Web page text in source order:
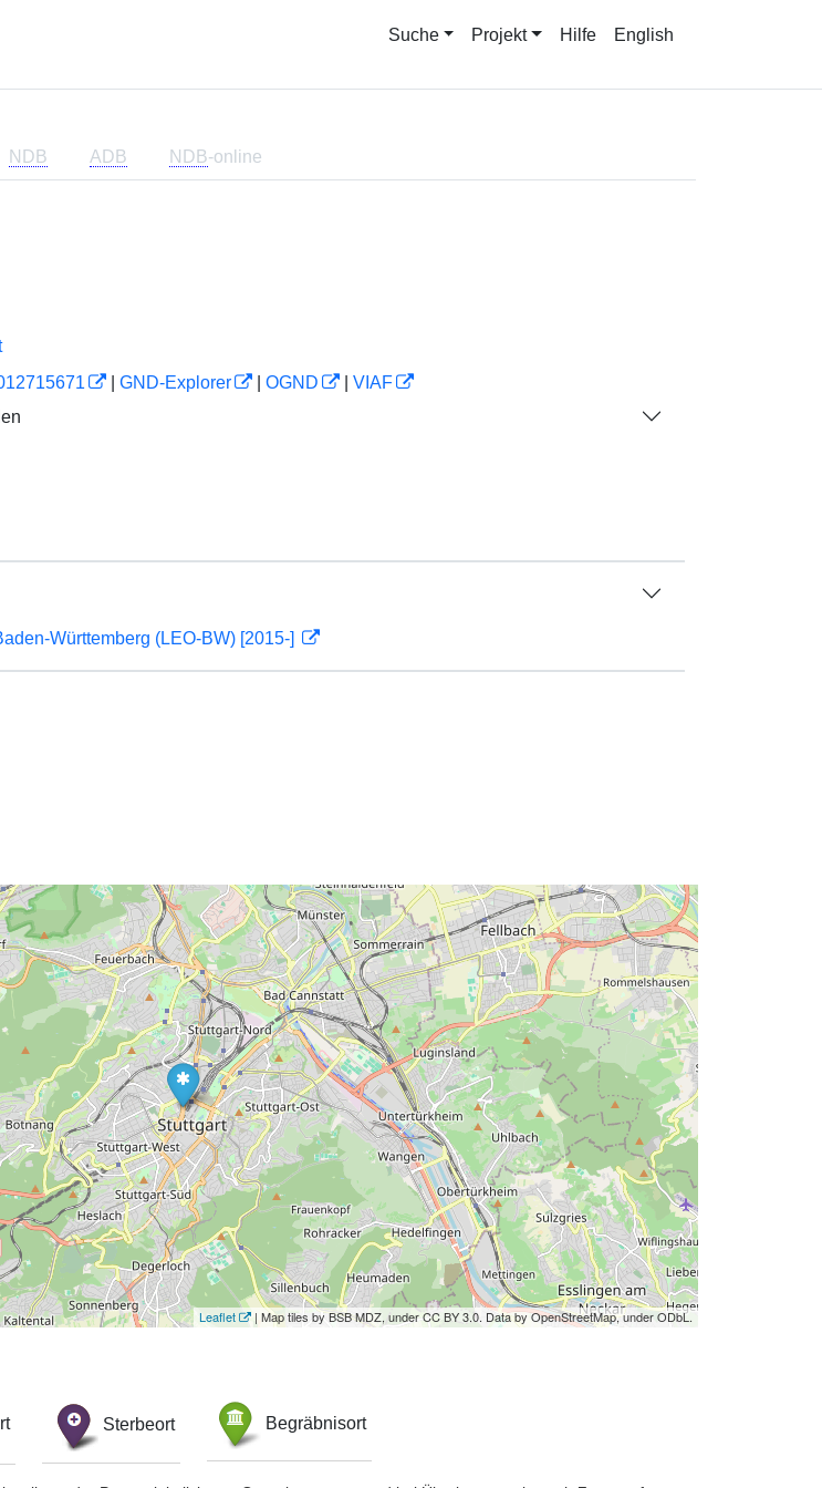
Suche Projekt Hilfe English
NDB ADB NDB-online
GND-Explorer OGND
VIAF
Württemberg (LEO-BW) [2015-]
Leaflet | Map tiles by BSB MDZ, under CC BY 3.0. Data by OpenStreetMap, under ODbL.
Sterbeort Begräbnisort